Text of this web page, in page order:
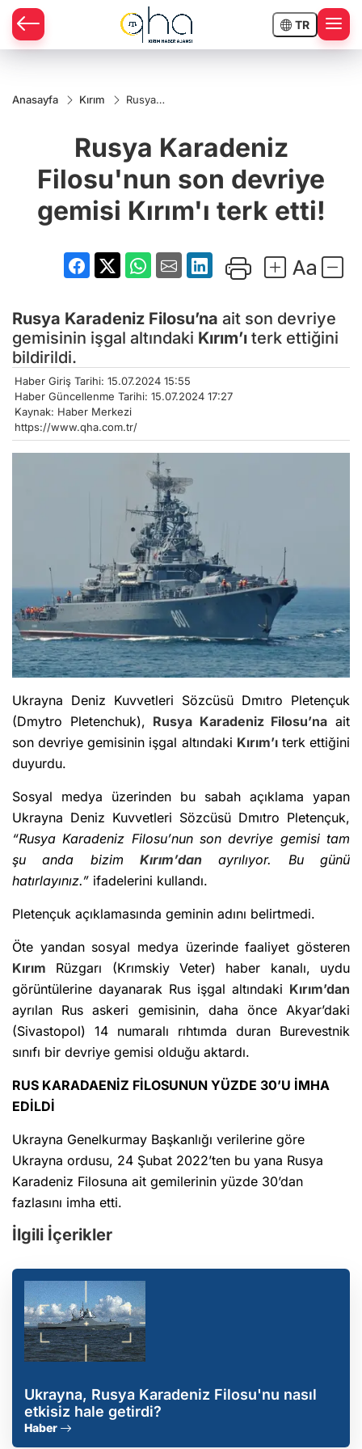
TR
Anasayfa Kırım
Rusya
devriye
gemisi
Kırım'ı
terk etti!
Rusya Karadeniz
Filosu'nun son devriye
gemisi Kırım'ı terk etti!
Rusya Karadeniz Filosu’na ait son devriye
gemisinin işgal altındaki Kırım’ı terk ettiğini
bildirildi.
Haber Giriş Tarihi: 15.07.2024 15:55
Haber Güncellenme Tarihi: 15.07.2024 17:27
Kaynak: Haber Merkezi
https://www.qha.com.tr/
Ukrayna Deniz Kuvvetleri Sözcüsü Dmıtro Pletençuk
(Dmytro Pletenchuk), Rusya Karadeniz Filosu’na ait
son devriye gemisinin işgal altındaki Kırım’ıterk ettiğini
duyurdu.
Sosyal medya üzerinden bu sabah açıklama yapan
Ukrayna Deniz Kuvvetleri Sözcüsü Dmıtro Pletençuk,
“Rusya Karadeniz Filosu’nun son devriye gemisi tam
şu anda bizim Kırım’dan ayrılıyor. Bu günü
hatırlayınız.” ifadelerini kullandı.
Pletençuk açıklamasında geminin adını belirtmedi.
Öte yandan sosyal medya üzerinde faaliyet gösteren
Kırım Rüzgarı (Krımskiy Veter) haber kanalı, uydu
görüntülerine dayanarak Rus işgal altındaki Kırım’dan
ayrılan Rus askeri gemisinin, daha önce Akyar’daki
(Sivastopol) 14 numaralı rıhtımda duran Burevestnik
sınıfı bir devriye gemisi olduğu aktardı.
RUS KARADAENİZ FİLOSUNUN YÜZDE 30’U İMHA
EDİLDİ
Ukrayna Genelkurmay Başkanlığı verilerine göre
Ukrayna ordusu, 24 Şubat 2022’ten bu yana Rusya
Karadeniz Filosuna ait gemilerinin yüzde 30’dan
fazlasını imha etti.
İlgili İçerikler
Ukrayna, Rusya Karadeniz Filosu'nu nasıl
etkisiz hale getirdi?
Haber